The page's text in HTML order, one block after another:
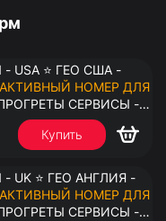
ГЕО США -
АКТИВНЫЙ НОМЕР ДЛЯ
СЕРВИСЫ -
Купить
АНГЛИЯ -
АКТИВНЫЙ НОМЕР ДЛЯ
СЕРВИСЫ -